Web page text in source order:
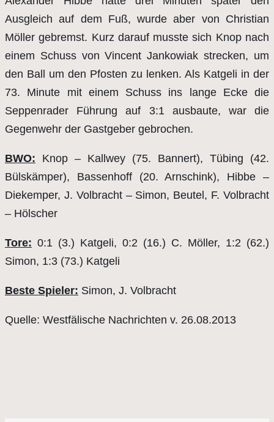
Ausgleich auf dem Fuß, wurde aber von Christian
Möller gebremst. Kurz darauf musste sich Knop nach
einem Schuss von Vincent Jankowiak strecken, um
den Ball um den Pfosten zu lenken. Als Katgeli in der
73. Minute mit einem Schuss ins lange Ecke die
Seppenrader Führung auf 3:1 ausbaute, war die
Gegenwehr der Gastgeber gebrochen.
BWO: Knop – Kallwey (75. Bannert), Tübing (42.
Büls­kämper), Bassenhoff (20. Arnschink), Hibbe –
Diekemper, J. Volbracht – Simon, Beutel, F. Volbracht
– Hölscher
Tore: 0:1 (3.) Katgeli, 0:2 (16.) C. Möller, 1:2 (62.)
Simon, 1:3 (73.) Katgeli
Beste Spieler: Simon, J. Volbracht
Quelle: Westfälische Nachrichten v. 26.08.2013